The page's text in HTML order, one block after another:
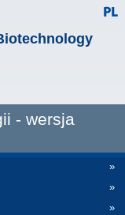
- wersja
»
»
»